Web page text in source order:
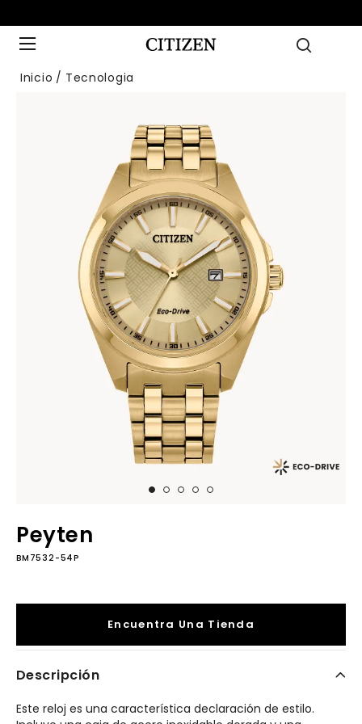
Inicio Tecnologia
Peyten
BM7532-54P
Encuentra Una Tienda
Descripción
Este reloj es una característica declaración de estilo.